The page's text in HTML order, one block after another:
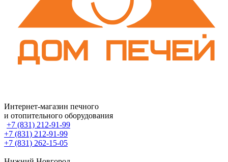
Интернет-магазин печного
и отопительного оборудования
+7 (831) 212-91-99
+7 (831) 212-91-99
+7 (831) 262-15-05